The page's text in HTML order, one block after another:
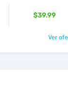
$39.99
Ver